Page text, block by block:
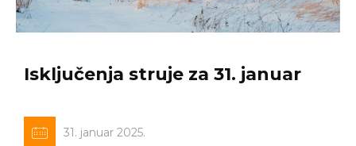
Isključenja struje za 31. januar
31. januar 2025.